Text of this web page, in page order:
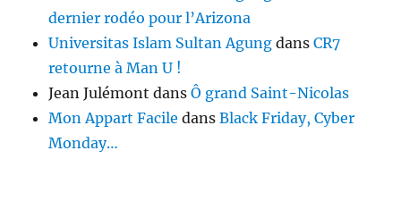
dernier rodéo pour l’Arizona
Universitas Islam Sultan Agung dansCR7
retourne à Man U !
Jean Julémont dansÔ grand Saint-Nicolas
Mon Appart Facile dansBlack Friday, Cyber
Monday…